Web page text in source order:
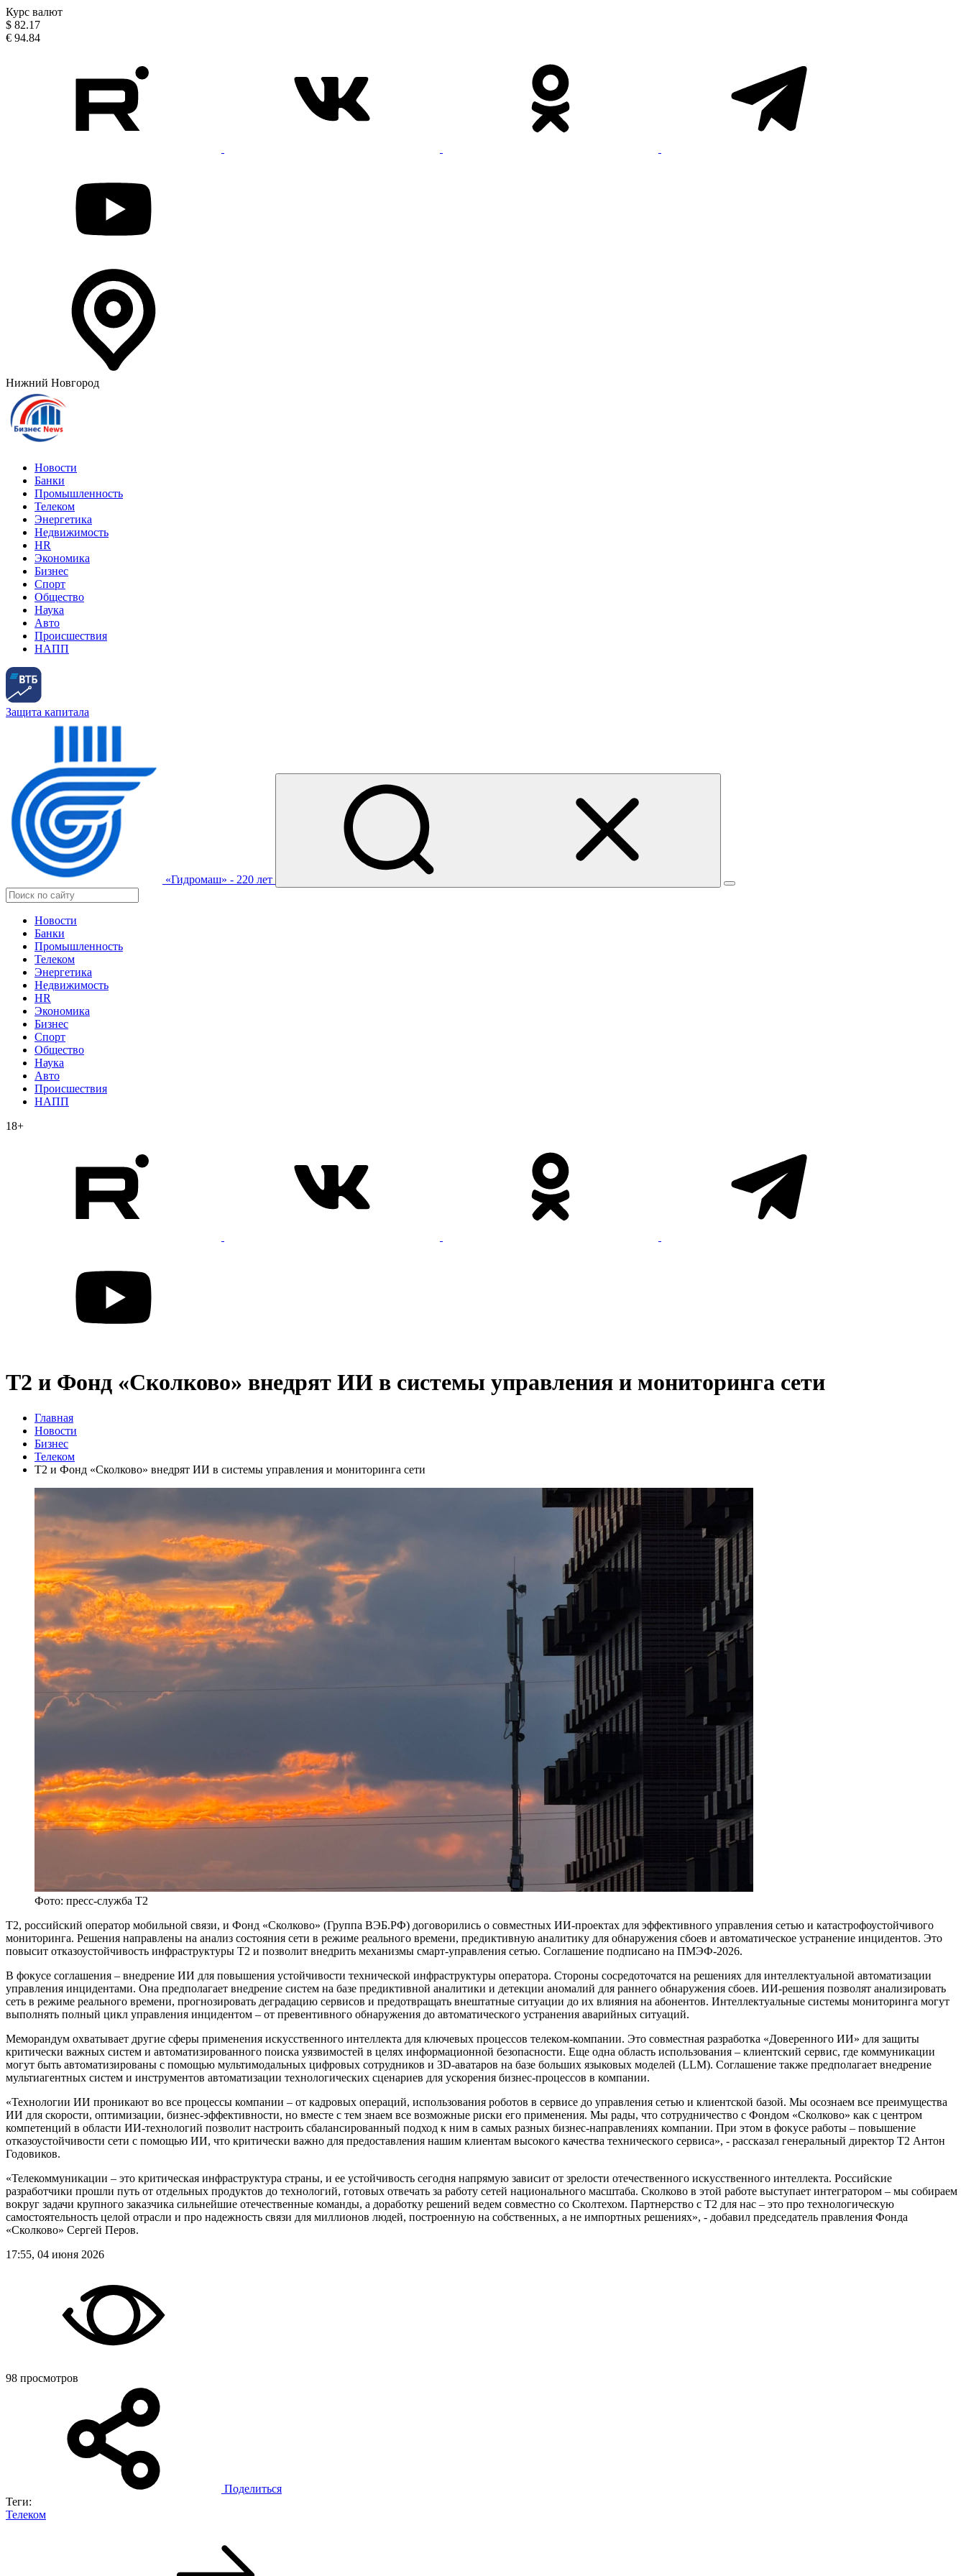
Курс валют
$ 82.17
€ 94.84
Нижний Новгород
Новости
Банки
Промышленность
Телеком
Энергетика
Недвижимость
HR
Экономика
Бизнес
Спорт
Общество
Наука
Авто
Происшествия
НАПП
Защита капитала
«Гидромаш» - 220 лет
Новости
Банки
Промышленность
Телеком
Энергетика
Недвижимость
HR
Экономика
Бизнес
Спорт
Общество
Наука
Авто
Происшествия
НАПП
18+
T2 и Фонд «Сколково» внедрят ИИ в системы управления и мониторинга сети
Главная
Новости
Бизнес
Телеком
T2 и Фонд «Сколково» внедрят ИИ в системы управления и мониторинга сети
Фото: пресс-служба Т2
Т2, российский оператор мобильной связи, и Фонд «Сколково» (Группа ВЭБ.РФ) договорились о совместных ИИ-проектах для эффективного управления сетью и катастрофоустойчивого
мониторинга. Решения направлены на анализ состояния сети в режиме реального времени, предиктивную аналитику для обнаружения сбоев и автоматическое устранение инцидентов. Это
повысит отказоустойчивость инфраструктуры Т2 и позволит внедрить механизмы смарт-управления сетью. Соглашение подписано на ПМЭФ-2026.
В фокусе соглашения – внедрение ИИ для повышения устойчивости технической инфраструктуры оператора. Стороны сосредоточатся на решениях для интеллектуальной автоматизации
управления инцидентами. Она предполагает внедрение систем на базе предиктивной аналитики и детекции аномалий для раннего обнаружения сбоев. ИИ-решения позволят анализировать
сеть в режиме реального времени, прогнозировать деградацию сервисов и предотвращать внештатные ситуации до их влияния на абонентов. Интеллектуальные системы мониторинга могут
выполнять полный цикл управления инцидентом – от превентивного обнаружения до автоматического устранения аварийных ситуаций.
Меморандум охватывает другие сферы применения искусственного интеллекта для ключевых процессов телеком-компании. Это совместная разработка «Доверенного ИИ» для защиты
критически важных систем и автоматизированного поиска уязвимостей в целях информационной безопасности. Еще одна область использования – клиентский сервис, где коммуникации
могут быть автоматизированы с помощью мультимодальных цифровых сотрудников и 3D-аватаров на базе больших языковых моделей (LLM). Соглашение также предполагает внедрение
мультиагентных систем и инструментов автоматизации технологических сценариев для ускорения бизнес-процессов в компании.
«Технологии ИИ проникают во все процессы компании – от кадровых операций, использования роботов в сервисе до управления сетью и клиентской базой. Мы осознаем все преимущества
ИИ для скорости, оптимизации, бизнес-эффективности, но вместе с тем знаем все возможные риски его применения. Мы рады, что сотрудничество с Фондом «Сколково» как с центром
компетенций в области ИИ-технологий позволит настроить сбалансированный подход к ним в самых разных бизнес-направлениях компании. При этом в фокусе работы – повышение
отказоустойчивости сети с помощью ИИ, что критически важно для предоставления нашим клиентам высокого качества технического сервиса», - рассказал генеральный директор Т2 Антон
Годовиков.
«Телекоммуникации – это критическая инфраструктура страны, и ее устойчивость сегодня напрямую зависит от зрелости отечественного искусственного интеллекта. Российские
разработчики прошли путь от отдельных продуктов до технологий, готовых отвечать за работу сетей национального масштаба. Сколково в этой работе выступает интегратором – мы собираем
вокруг задачи крупного заказчика сильнейшие отечественные команды, а доработку решений ведем совместно со Сколтехом. Партнерство с Т2 для нас – это про технологическую
самостоятельность целой отрасли и про надежность связи для миллионов людей, построенную на собственных, а не импортных решениях», - добавил председатель правления Фонда
«Сколково» Сергей Перов.
17:55, 04 июня 2026
98 просмотров
Поделиться
Теги:
Телеком